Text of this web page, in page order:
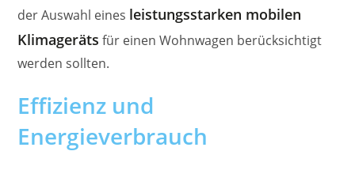
der Auswahl eines leistungsstarken mobilen
Klimageräts für einen Wohnwagen berücksichtigt
werden sollten.
Effizienz und
Energieverbrauch